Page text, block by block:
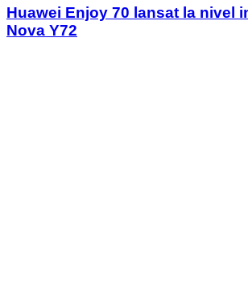
Huawei Enjoy 70 lansat la nivel
Nova Y72